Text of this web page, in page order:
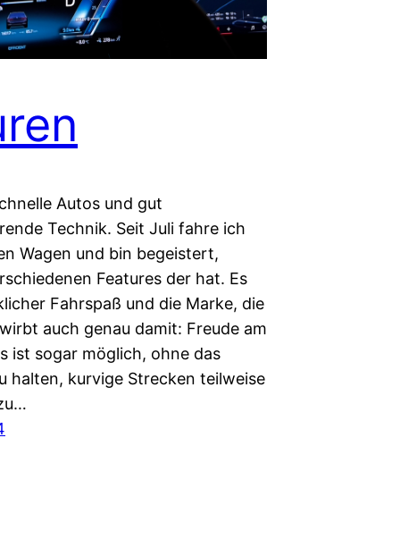
Autos und gut
Technik. Seit Juli fahre ich
Wagen und bin begeistert,
Features der hat. Es
Fahrspaß und die Marke, die
auch genau damit: Freude am
ist sogar möglich, ohne das
halten, kurvige Strecken teilweise